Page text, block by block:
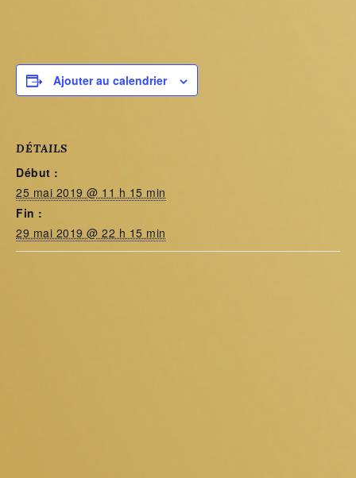
Ajouter au calendrier
DÉTAILS
Début :
25 mai 2019 @ 11 h 15 min
Fin :
29 mai 2019 @ 22 h 15 min